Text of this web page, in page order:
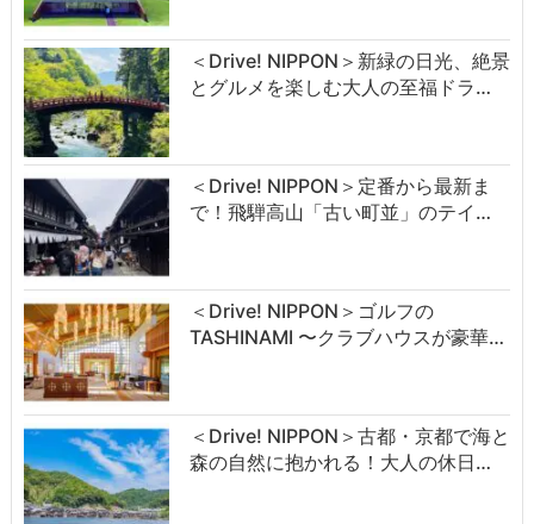
＜Drive! NIPPON＞新緑の日光、絶景
とグルメを楽しむ大人の至福ドラ…
＜Drive! NIPPON＞定番から最新ま
で！飛騨高山「古い町並」のテイ…
＜Drive! NIPPON＞ゴルフの
TASHINAMI 〜クラブハウスが豪華…
＜Drive! NIPPON＞古都・京都で海と
森の自然に抱かれる！大人の休日…